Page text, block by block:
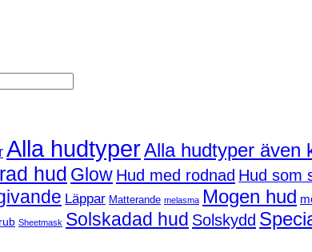
Alla hudtyperAlla hudtyper även
hud Glow Hud med rodnad Hud som
Läppar Matterande melasma Mogen hud
Sheetmask Solskadad hud Solskydd